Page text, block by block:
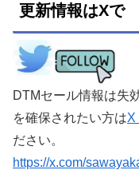
更新情報はXで
DTMセール情報は失
を確保されたい方はX
ださい。
https://x.com/